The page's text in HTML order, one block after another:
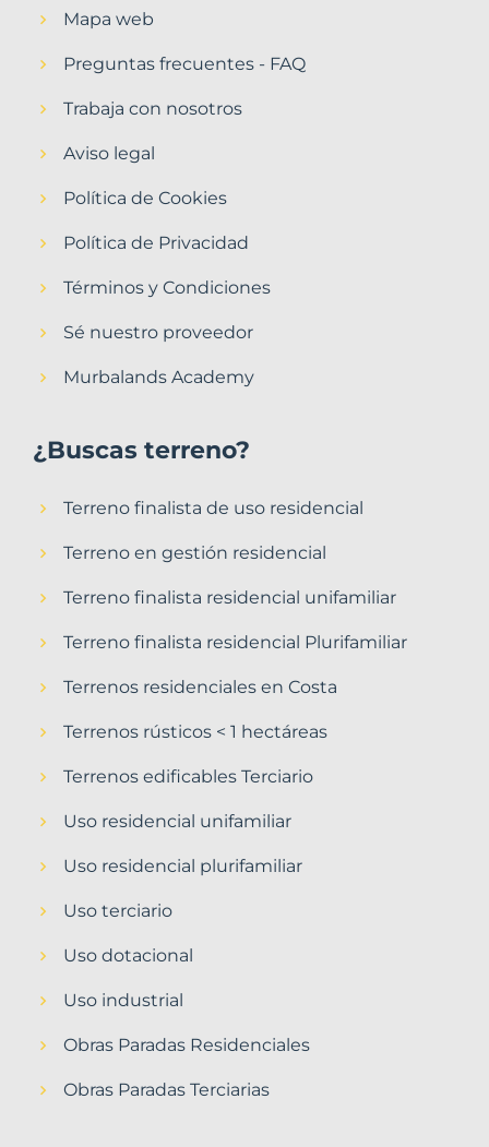
Mapa web
Preguntas frecuentes - FAQ
Trabaja con nosotros
Aviso legal
Política de Cookies
Política de Privacidad
Términos y Condiciones
Sé nuestro proveedor
Murbalands Academy
¿Buscas terreno?
Terreno finalista de uso residencial
Terreno en gestión residencial
Terreno finalista residencial unifamiliar
Terreno finalista residencial Plurifamiliar
Terrenos residenciales en Costa
Terrenos rústicos < 1 hectáreas
Terrenos edificables Terciario
Uso residencial unifamiliar
Uso residencial plurifamiliar
Uso terciario
Uso dotacional
Uso industrial
Obras Paradas Residenciales
Obras Paradas Terciarias